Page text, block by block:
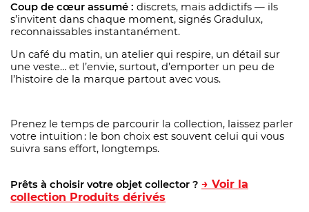
Coup de cœur assumé : discrets, mais addictifs — ils
s’invitent dans chaque moment, signés Gradulux,
reconnaissables instantanément.
Un café du matin, un atelier qui respire, un détail sur
une veste… et l’envie, surtout, d’emporter un peu de
l’histoire de la marque partout avec vous.
Prenez le temps de parcourir la collection, laissez parler
votre intuition : le bon choix est souvent celui qui vous
suivra sans effort, longtemps.
Prêts à choisir votre objet collector ? → Voir la
collection Produits dérivés